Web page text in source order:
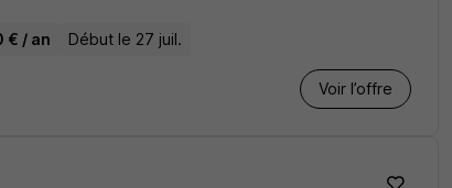
€ / an Début le 27 juil.
Voir l’offre